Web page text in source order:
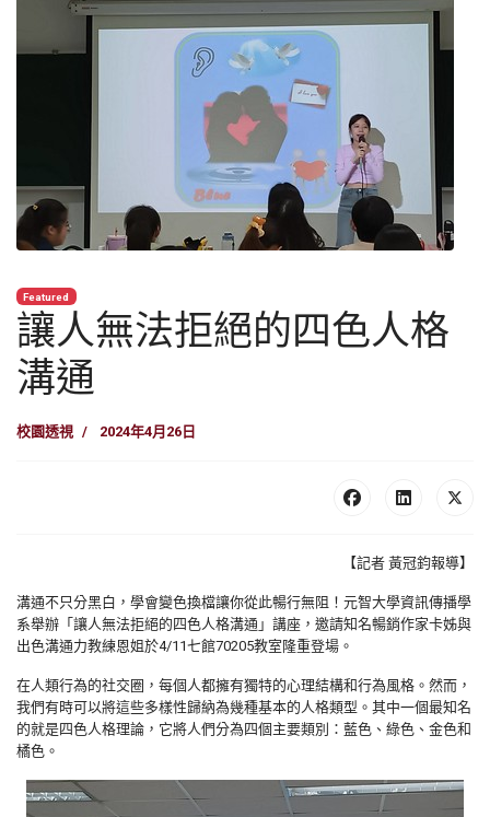
Featured
讓人無法拒絕的四色人格
溝通
校園透視 2024年4月26日
【記者 黃冠鈞報導】
溝通不只分黑白，學會變色換檔讓你從此暢行無阻！元智大學資訊傳播學
系舉辦「讓人無法拒絕的四色人格溝通」講座，邀請知名暢銷作家卡姊與
出色溝通力教練恩姐於4/11七館70205教室隆重登場。
在人類行為的社交圈，每個人都擁有獨特的心理結構和行為風格。然而，
我們有時可以將這些多樣性歸納為幾種基本的人格類型。其中一個最知名
的就是四色人格理論，它將人們分為四個主要類別：藍色、綠色、金色和
橘色。